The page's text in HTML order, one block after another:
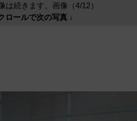
は続きます。画像（4/12）
ロールで次の写真 ↓